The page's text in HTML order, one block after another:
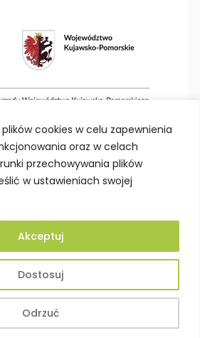
cookies w celu zapewnienia
oraz w celach
przechowywania plików
w ustawieniach swojej
Dostosuj
Odrzuć
Akceptuj
Polityka prywatności
Toruń
Centrum Dziedzictwa w Toruniu